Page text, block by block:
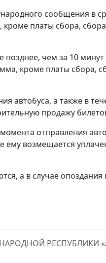
сообщения в
платы сбора,
позднее, чем за 10
кроме платы сбора,
автобуса, а также в
продажу
отправления
возмещается
а в случае
РЕСПУБЛИКИ